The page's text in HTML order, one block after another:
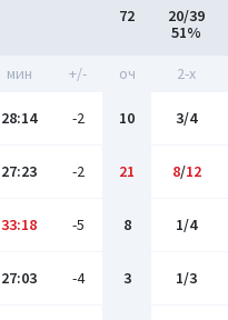
72
20/39
51%
мин +/- оч 2-x
28:14 -2 10 3/4
27:23 -2 21 8/12
33:18 -5 8 1/4
27:03 -4 3 1/3